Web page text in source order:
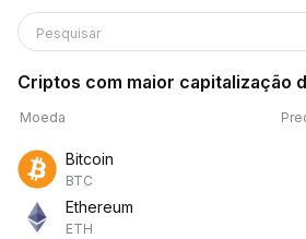
Pesquisar
Criptos com maior capitalização
Moeda
Bitcoin
BTC
Ethereum
ETH